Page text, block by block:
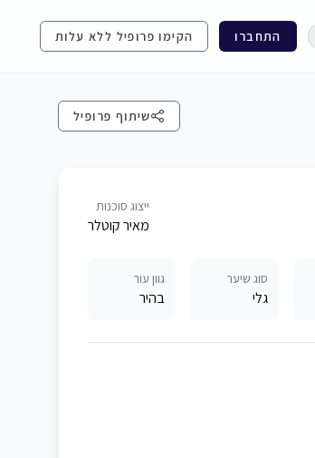
התחברו הקימו פרופיל ללא עלות
שיתוף פרופיל
ייצוג סוכנות
מאיר קוטלר
סוג שיער
גלי
גוון עור
בהיר